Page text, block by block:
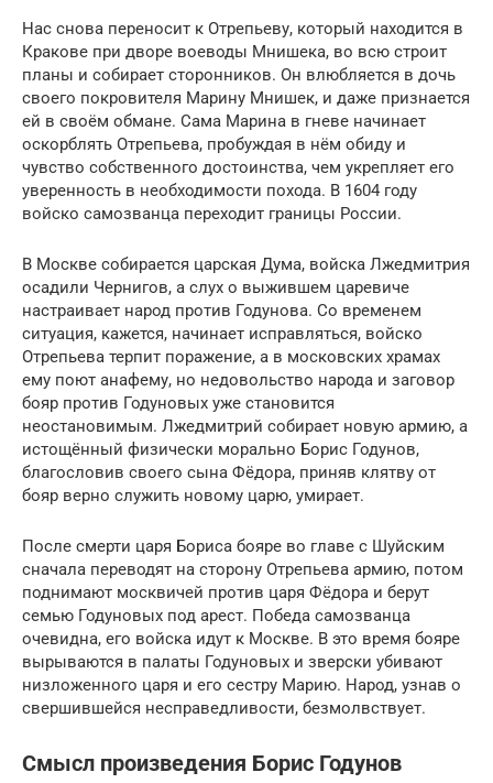
Нас снова переносит к Отрепьеву, который находится в
Кракове при дворе воеводы Мнишека, во всю строит
планы и собирает сторонников. Он влюбляется в дочь
своего покровителя Марину Мнишек, и даже признается
ей в своём обмане. Сама Марина в гневе начинает
оскорблять Отрепьева, пробуждая в нём обиду и
чувство собственного достоинства, чем укрепляет его
уверенность в необходимости похода. В 1604 году
войско самозванца переходит границы России.
В Москве собирается царская Дума, войска Лжедмитрия
осадили Чернигов, а слух о выжившем царевиче
настраивает народ против Годунова. Со временем
ситуация, кажется, начинает исправляться, войско
Отрепьева терпит поражение, а в московских храмах
ему поют анафему, но недовольство народа и заговор
бояр против Годуновых уже становится
неостановимым. Лжедмитрий собирает новую армию, а
истощённый физически морально Борис Годунов,
благословив своего сына Фёдора, приняв клятву от
бояр верно служить новому царю, умирает.
После смерти царя Бориса бояре во главе с Шуйским
сначала переводят на сторону Отрепьева армию, потом
поднимают москвичей против царя Фёдора и берут
семью Годуновых под арест. Победа самозванца
очевидна, его войска идут к Москве. В это время бояре
вырываются в палаты Годуновых и зверски убивают
низложенного царя и его сестру Марию. Народ, узнав о
свершившейся несправедливости, безмолвствует.
Смысл произведения Борис Годунов